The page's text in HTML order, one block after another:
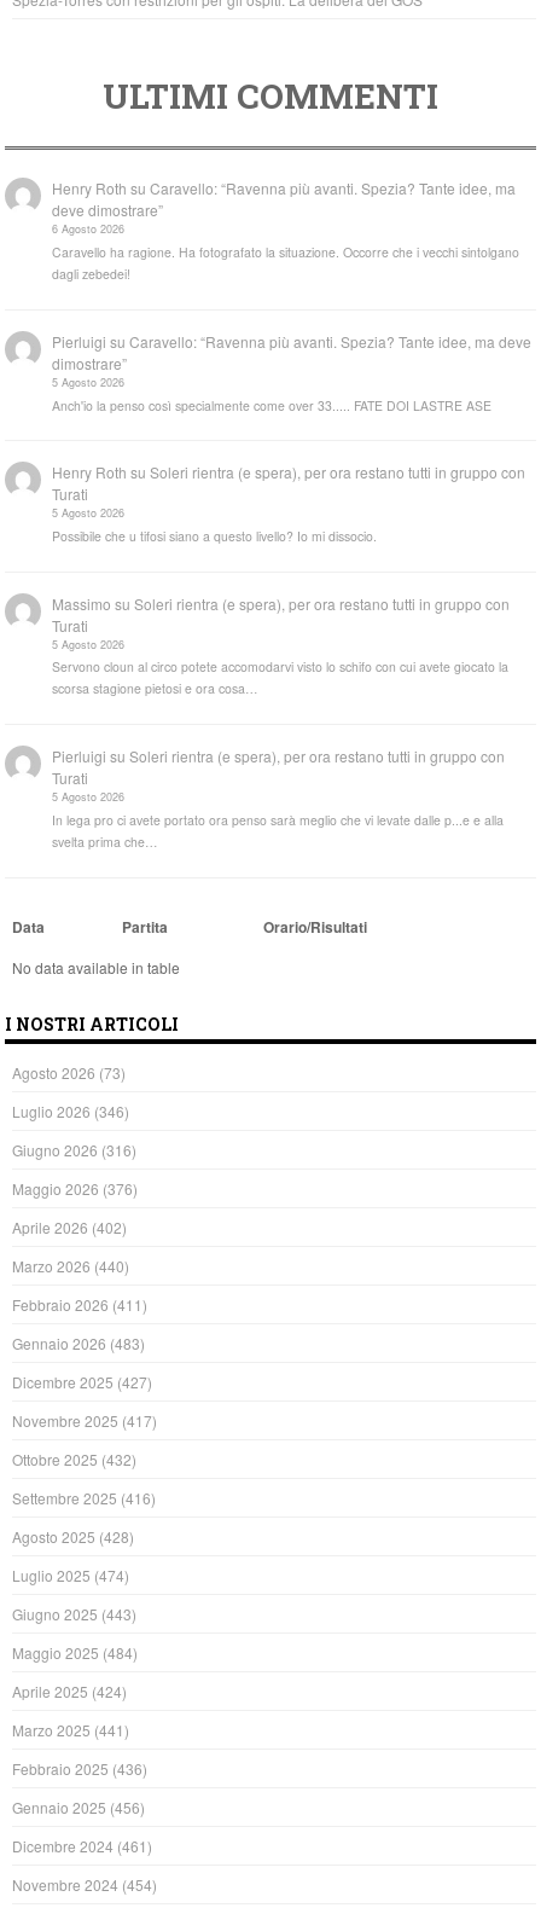
ULTIMI COMMENTI
Henry Roth suCaravello: “Ravenna più avanti. Spezia? Tante idee, ma
deve dimostrare”
6 Agosto 2026
Caravello ha ragione. Ha fotografato la situazione. Occorre che i vecchi sintolgano
dagli zebedei!
Pierluigi suCaravello: “Ravenna più avanti. Spezia? Tante idee, ma deve
dimostrare”
5 Agosto 2026
Anch'io la penso così specialmente come over 33..... FATE DOI LASTRE ASE
Henry Roth suSoleri rientra (e spera), per ora restano tutti in gruppo con
Turati
5 Agosto 2026
Possibile che u tifosi siano a questo livello? Io mi dissocio.
Massimo suSoleri rientra (e spera), per ora restano tutti in gruppo con
Turati
5 Agosto 2026
Servono cloun al circo potete accomodarvi visto lo schifo con cui avete giocato la
scorsa stagione pietosi e ora cosa…
Pierluigi suSoleri rientra (e spera), per ora restano tutti in gruppo con
Turati
5 Agosto 2026
In lega pro ci avete portato ora penso sarà meglio che vi levate dalle p...e e alla
svelta prima che…
Data Partita Orario/Risultati
No data available in table
I NOSTRI ARTICOLI
Agosto 2026 (73)
Luglio 2026 (346)
Giugno 2026 (316)
Maggio 2026 (376)
Aprile 2026 (402)
Marzo 2026 (440)
Febbraio 2026 (411)
Gennaio 2026 (483)
Dicembre 2025 (427)
Novembre 2025 (417)
Ottobre 2025 (432)
Settembre 2025 (416)
Agosto 2025 (428)
Luglio 2025 (474)
Giugno 2025 (443)
Maggio 2025 (484)
Aprile 2025 (424)
Marzo 2025 (441)
Febbraio 2025 (436)
Gennaio 2025 (456)
Dicembre 2024 (461)
Novembre 2024 (454)